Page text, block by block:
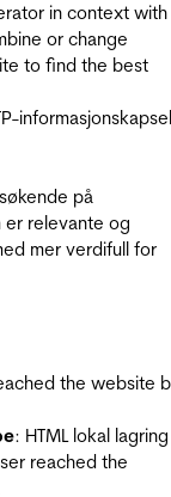
in context with
or change
to find the best
informasjonskapsel
på
er relevante og
mer verdifull for
the website
: HTML lokal lagring
reached the